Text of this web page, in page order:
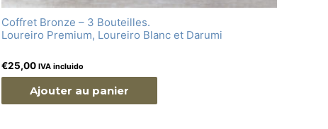
Coffret Bronze – 3 Bouteilles.
Loureiro Premium, Loureiro Blanc et Darumi
€25,00 IVA incluido
Ajouter au panier